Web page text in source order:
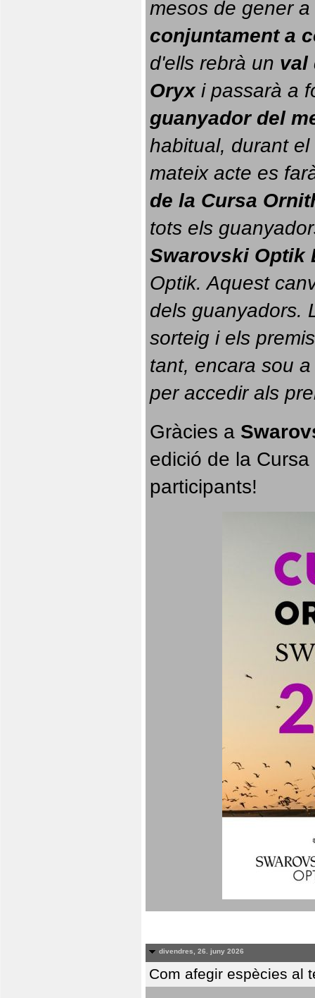
conjuntament a
d'ells rebrà un val
Oryx i passarà a
guanyador del
habitual, durant el
mateix acte es
de la Cursa
tots els
Swarovski Optik
Optik. Aquest
dels guanyadors.
sorteig i els
tant, encara sou
per accedir als
Gràcies a
edició de la
participants!
divendres, 26. juny 2026
Com afegir espècies al